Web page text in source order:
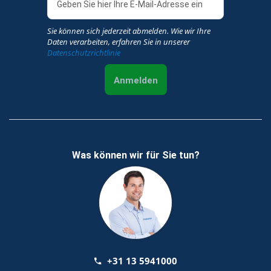
Sie können sich jederzeit abmelden. Wie wir Ihre
Daten verarbeiten, erfahren Sie in unserer
Datenschutzrichtlinie
Anmelden
Was können wir für Sie tun?
+31 13 5941000